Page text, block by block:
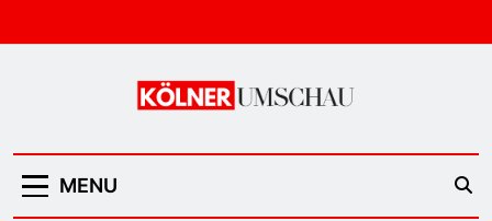
to
Kölner Umschau
MENU